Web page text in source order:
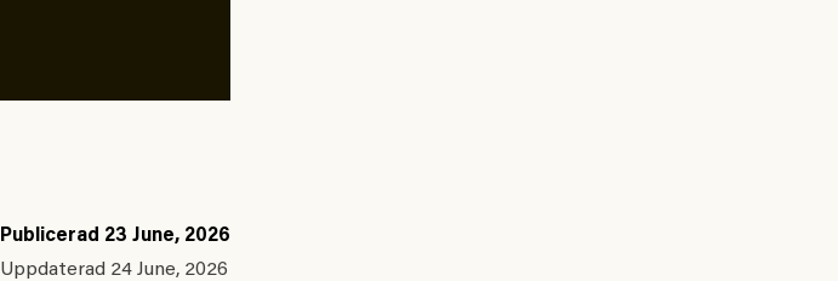
Publicerad 23 June, 2026
Uppdaterad 24 June, 2026